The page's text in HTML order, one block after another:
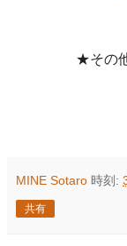
★その
MINE Sotaro 時刻:
共有